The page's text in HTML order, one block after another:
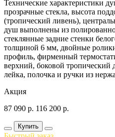
Технические характеристики
прозрачные стекла, высота
(тропический ливень),
душ выполнены из
стеклянные задние стенки
толщиной 6 мм, двойные
профиль, фирменный
верхний, боковой тропический
лейка, полочка и ручки из
Акция
87 090 р. 116 200 р.
Купить